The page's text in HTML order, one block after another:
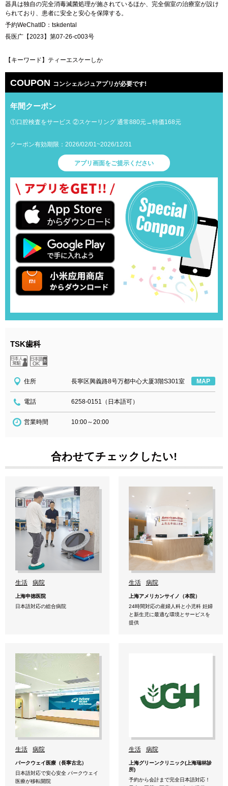
器具は独自の完全消毒滅菌処理が施されているほか、完全個室の治療室が設け
られており、患者に安全と安心を保障する。
予約WeChatID：tskdental
長医广【2023】第07-26-c003号
【キーワード】ティーエスケーしか
COUPON コンシェルジュアプリが必要です!
年間クーポン
①口腔検査をサービス ②スケーリング 通常880元→特価168元
クーポン有効期限：2026/02/01~2026/12/31
アプリ画面をご提示ください
TSK歯科
住所 長寧区興義路8号万都中心大厦3階S301室 MAP
電話 6258-0151（日本語可）
営業時間 10:00～20:00
合わせてチェックしたい!
生活 病院
上海申徳医院
日本語対応の総合病院
生活 病院
上海アメリカンサイノ（本院）
24時間対応の産婦人科と小児科 妊婦
と新生児に最適な環境とサービスを
提供
生活 病院
パークウェイ医療（長寧古北）
日本語対応で安心安全 パークウェイ
医療が移転開院
生活 病院
上海グリーンクリニック(上海瑞林診
所)
予約から会計まで完全日本語対応！